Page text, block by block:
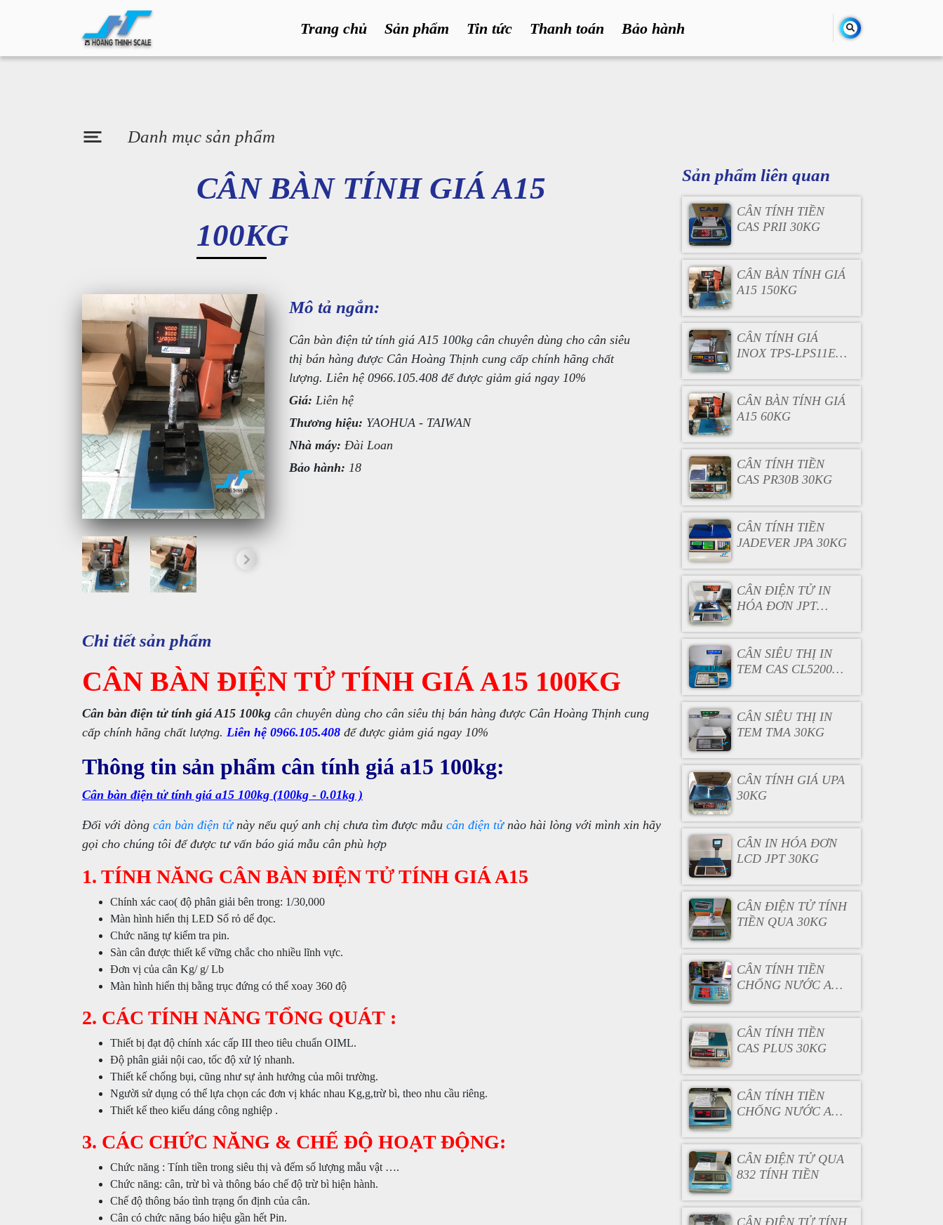
Trang chủ Sản phẩm Tin tức Thanh toán Bảo hành
Danh mục sản phẩm
CÂN BÀN TÍNH GIÁ A15
100KG
Mô tả ngắn:
Cân bàn điện tử tính giá A15 100kg cân chuyên dùng cho cân siêu
thị bán hàng được Cân Hoàng Thịnh cung cấp chính hãng chất
lượng. Liên hệ 0966.105.408 để được giảm giá ngay 10%
Giá: Liên hệ
Thương hiệu: YAOHUA - TAIWAN
Nhà máy: Đài Loan
Bảo hành: 18
Chi tiết sản phẩm
CÂN BÀN ĐIỆN TỬ TÍNH GIÁ A15 100KG
Cân bàn điện tử tính giá A15 100kg cân chuyên dùng cho cân siêu thị bán hàng được Cân Hoàng Thịnh cung
cấp chính hãng chất lượng. Liên hệ 0966.105.408 để được giảm giá ngay 10%
Thông tin sản phẩm cân tính giá a15 100kg:
Cân bàn điện tử tính giá a15 100kg (100kg - 0.01kg )
Đối với dòng cân bàn điện tửnày nếu quý anh chị chưa tìm được mẫu cân điện tửnào hài lòng với mình xin hãy
gọi cho chúng tôi để được tư vấn báo giá mẫu cân phù hợp
1. TÍNH NĂNG CÂN BÀN ĐIỆN TỬ TÍNH GIÁ A15
Chính xác cao( độ phân giải bên trong: 1/30,000
Màn hình hiển thị LED Số rỏ dể đọc.
Chức năng tự kiểm tra pin.
Sàn cân được thiết kế vững chắc cho nhiều lĩnh vực.
Đơn vị của cân Kg/ g/ Lb
Màn hình hiển thị bằng trục đứng có thể xoay 360 độ
2. CÁC TÍNH NĂNG TỔNG QUÁT :
Thiết bị đạt độ chính xác cấp III theo tiêu chuẩn OIML.
Độ phân giải nội cao, tốc độ xử lý nhanh.
Thiết kế chống bụi, cũng như sự ảnh hưởng của môi trường.
Người sử dụng có thể lựa chọn các đơn vị khác nhau Kg,g,trừ bì, theo nhu cầu riêng.
Thiết kế theo kiểu dáng công nghiệp .
3. CÁC CHỨC NĂNG & CHẾ ĐỘ HOẠT ĐỘNG:
Chức năng : Tính tiền trong siêu thị và đếm số lượng mẫu vật ….
Chức năng: cân, trừ bì và thông báo chế độ trừ bì hiện hành.
Chế độ thông báo tình trạng ổn định của cân.
Cân có chức năng báo hiệu gần hết Pin.
Sản phẩm liên quan
CÂN TÍNH TIỀN
CAS PRII 30KG
CÂN BÀN TÍNH GIÁ
A15 150KG
CÂN TÍNH GIÁ
INOX TPS-LPS11E
CÂN BÀN TÍNH GIÁ
A15 60KG
CÂN TÍNH TIỀN
CAS PR30B 30KG
CÂN TÍNH TIỀN
JADEVER JPA 30KG
CÂN ĐIỆN TỬ IN
HÓA ĐƠN JPT
CÂN SIÊU THỊ IN
TEM CAS CL5200
CÂN SIÊU THỊ IN
TEM TMA 30KG
CÂN TÍNH GIÁ UPA
30KG
CÂN IN HÓA ĐƠN
LCD JPT 30KG
CÂN ĐIỆN TỬ TÍNH
TIỀN QUA 30KG
CÂN TÍNH TIỀN
CHỐNG NƯỚC ACS
CÂN TÍNH TIỀN
CAS PLUS 30KG
CÂN TÍNH TIỀN
CHỐNG NƯỚC AC
CÂN ĐIỆN TỬ QUA
832 TÍNH TIỀN
CÂN ĐIỆN TỬ TÍNH